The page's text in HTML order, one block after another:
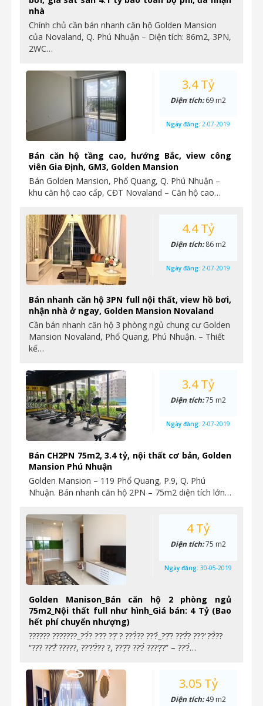
nhà
Chính chủ cần bán nhanh căn hộ Golden Mansion
của Novaland, Q. Phú Nhuận – Diện tích: 86m2, 3PN,
2WC…
Bán căn hộ tầng cao, hướng Bắc, view công
viên Gia Định, GM3, Golden Mansion
Bán Golden Mansion, Phổ Quang, Q. Phú Nhuận –
khu căn hộ cao cấp, CĐT Novaland – Căn hộ cao…
3.4 Tỷ
Diện tích:69 m2
Ngày đăng: 2-07-2019
Bán nhanh căn hộ 3PN full nội thất, view hồ bơi,
nhận nhà ở ngay, Golden Mansion Novaland
Cần bán nhanh căn hộ 3 phòng ngủ chung cư Golden
Mansion Novaland, Phổ Quang, Phú Nhuận. – Thiết
kế…
4.4 Tỷ
Diện tích:86 m2
Ngày đăng: 2-07-2019
Bán CH2PN 75m2, 3.4 tỷ, nội thất cơ bản, Golden
Mansion Phú Nhuận
Golden Mansion – 119 Phổ Quang, P.9, Q. Phú
Nhuận. Bán nhanh căn hộ 2PN – 75m2 diện tích lớn…
3.4 Tỷ
Diện tích:75 m2
Ngày đăng: 2-07-2019
Golden Manison_Bán căn hộ 2 phòng ngủ
75m2_Nội thất full như hình_Giá bán: 4 Tỷ (Bao
hết phí chuyển nhượng)
?????? ???????_??́? ??̆? ??̣̂ ? ???̀?? ???̉_??̣̂? ???̂́? ???̛ ??̀??
“??? ???̂̉ ?????, ???̛?̛̀?? ?, ???̣̂? ???́ ????̣̂?” – ???́…
4 Tỷ
Diện tích:75 m2
Ngày đăng: 30-05-2019
3.05 Tỷ
Diện tích:49 m2